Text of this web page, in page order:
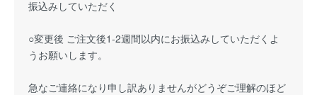
振込みしていただく
○変更後 ご注文後1-2週間以内にお振込みしていただくよ
うお願いします。
急なご連絡になり申し訳ありませんがどうぞご理解のほど